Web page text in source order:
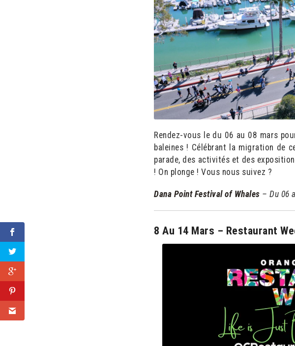
Rendez-vous le du 06 au 08 mars
baleines ! Célébrant la migration de
parade, des activités et des
! On plonge ! Vous nous suivez ?
Dana Point Festival of Whales – Du 06
8 Au 14 Mars – Restaurant